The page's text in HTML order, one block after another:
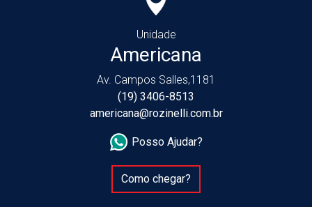
Unidade
Americana
Av. Campos Salles,1181
(19) 3406-8513
americana@rozinelli.com.br
Posso Ajudar?
Como chegar?